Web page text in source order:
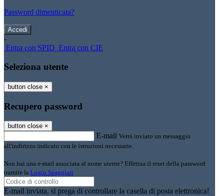
Password dimenticata?
-
Entra con SPID Entra con CIE
Seleziona utente
button close ×
Recupero password
button close ×
E-mail Verrà inviato un messaggio
all'indirizzo indicato con le istruzioni necessarie.
Non hai una e-mail associata al nome utente? Effettua il reset della password
tramite la Login Spaggiari
E-mail inviata, si prega di controllare la casella di posta elettronica!